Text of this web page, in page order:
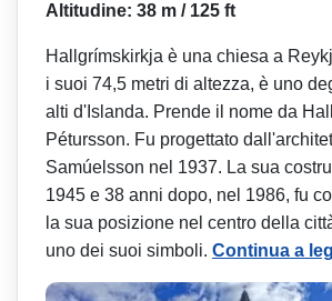
Altitudine: 38 m / 125 ft
Hallgrímskirkja è una chiesa a
i suoi 74,5 metri di altezza, è uno
alti d'Islanda. Prende il nome da
Pétursson. Fu progettato
Samúelsson nel 1937. La sua
1945 e 38 anni dopo, nel 1986, fu
la sua posizione nel centro della
uno dei suoi simboli. Continua a